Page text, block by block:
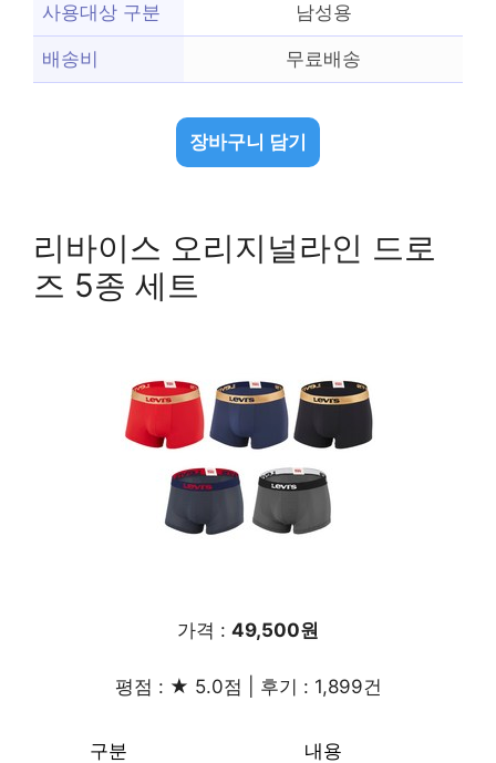
사용대상 구분 남성용
배송비 무료배송
장바구니 담기
리바이스 오리지널라인 드로
즈 5종 세트
가격 : 49,500원
평점 : ★ 5.0점 | 후기 : 1,899건
구분 내용